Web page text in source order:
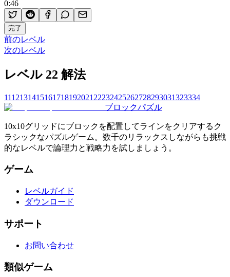
0:46
完了
前のレベル
次のレベル
レベル 22 解法
1112131415161718192021 22232425262728293031323334
ブロックパズル
10x10グリッドにブロックを配置してラインをクリアするク
ラシックなパズルゲーム。数千のリラックスしながらも挑戦
的なレベルで論理力と戦略力を試しましょう。
ゲーム
レベルガイド
ダウンロード
サポート
お問い合わせ
類似ゲーム